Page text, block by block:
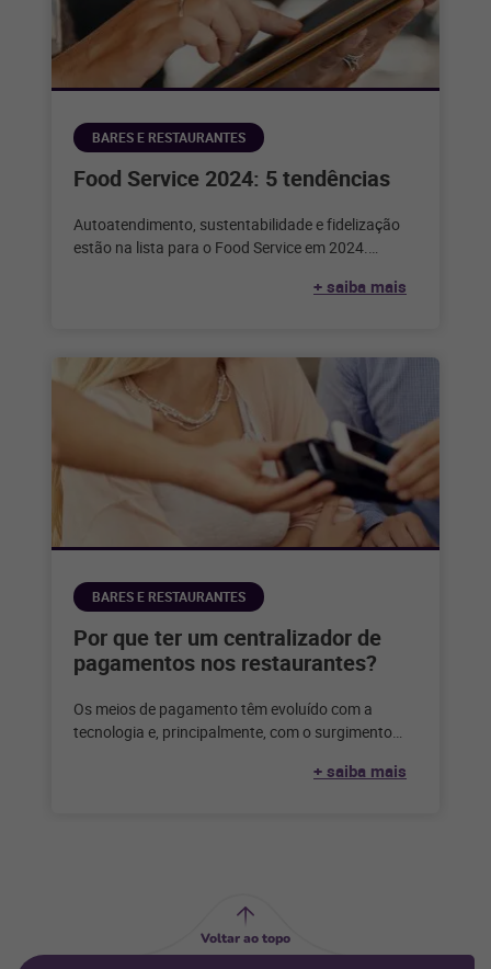
BARES E RESTAURANTES
Food Service 2024: 5 tendências
Autoatendimento, sustentabilidade e fidelização
estão na lista para o Food Service em 2024.
+ saiba mais
BARES E RESTAURANTES
Por que ter um centralizador de
pagamentos nos restaurantes?
Os meios de pagamento têm evoluído com a
tecnologia e, principalmente, com o surgimento
+ saiba mais
Voltar ao topo